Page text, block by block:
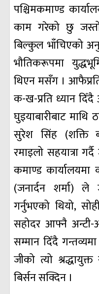
पश्चिमकमाण्ड
काम गरेको छु
बिल्कुल भाँचिएको
भौतिकरूपमा
थिएन मसँग ।
क-ख-प्रति ध्यान
घुइयाबारीबाट
सुरेश सिंह (शक्ति
रमाइलो सहयात्रा
कमाण्ड कार्यालयमा
(जनार्दन शर्मा)
गर्नुभएको थियो,
सहोदर आफ्नै
सम्मान दिँदै
जीको त्यो
बिर्सन सक्दिन ।